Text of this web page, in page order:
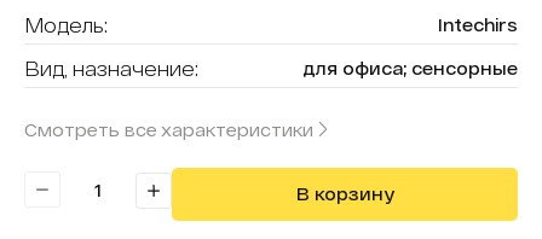
Модель: Intechirs
Вид, назначение: для офиса; сенсорные
Смотреть все характеристики
В корзину